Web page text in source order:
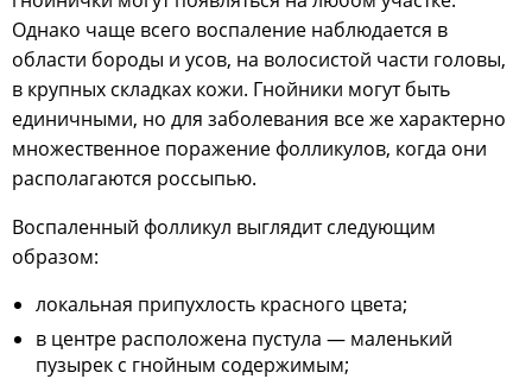
Однако чаще всего воспаление наблюдается в
области бороды и усов, на волосистой части головы,
в крупных складках кожи. Гнойники могут быть
единичными, но для заболевания все же характерно
множественное поражение фолликулов, когда они
располагаются россыпью.
Воспаленный фолликул выглядит следующим
образом:
локальная припухлость красного цвета;
в центре расположена пустула — маленький
пузырек с гнойным содержимым;